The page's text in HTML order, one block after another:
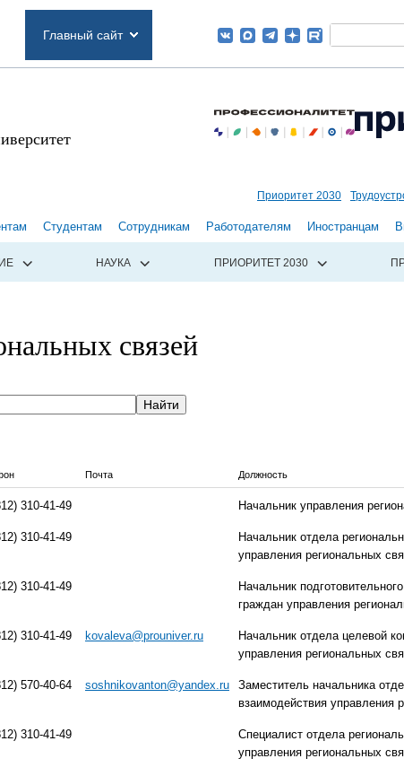
Главный сайт
Приоритет 2030
Студентам Сотрудникам Работодателям Иностранцам
НАУКА ПРИОРИТЕТ 2030
связей
Почта Должность
310-41-49 Начальник управления
310-41-49
Начальник отдела
управления региональных
310-41-49
Начальник
граждан управления
310-41-49 kovaleva@prouniver.ru
Начальник отдела целевой
управления региональных
570-40-64 soshnikovanton@yandex.ru
Заместитель начальника
взаимодействия управления
310-41-49
Cпециалист отдела
управления региональных